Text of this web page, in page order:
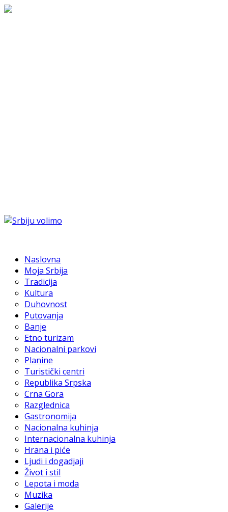
Naslovna
Moja Srbija
Tradicija
Kultura
Duhovnost
Putovanja
Banje
Etno turizam
Nacionalni parkovi
Planine
Turistički centri
Republika Srpska
Crna Gora
Razglednica
Gastronomija
Nacionalna kuhinja
Internacionalna kuhinja
Hrana i piće
Ljudi i dogadjaji
Život i stil
Lepota i moda
Muzika
Galerije